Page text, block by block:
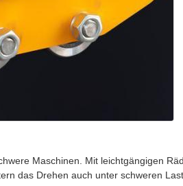
Maschinen. Mit leichtgängigen
das Drehen auch unter schweren